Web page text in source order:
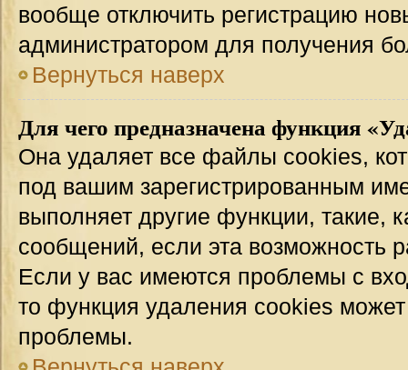
вообще отключить регистрацию
администратором для получения
Вернуться наверх
Для чего предназначена функция
Она удаляет все файлы cookies,
под вашим зарегистрированным
выполняет другие функции, такие,
сообщений, если эта возможность
Если у вас имеются проблемы с
то функция удаления cookies
проблемы.